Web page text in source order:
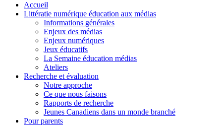
Accueil
Littératie numérique éducation aux médias
Informations générales
Enjeux des médias
Enjeux numériques
Jeux éducatifs
La Semaine éducation médias
Ateliers
Recherche et évaluation
Notre approche
Ce que nous faisons
Rapports de recherche
Jeunes Canadiens dans un monde branché
Pour parents